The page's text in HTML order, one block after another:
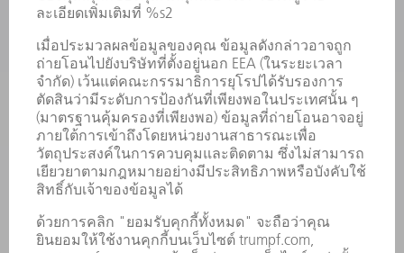
เพาเวอร์อิเล็กทรอนิกส์
โรงงานอัจฉริยะ
ซอฟต์แวร์
บริการ
การใช้งาน
อุตสาหกรรมต่าง ๆ
บริษัท
อาชีพ
ข้อเสนอตำแหน่งงาน
โปรไฟล์บริษัท
รายงานประจำปี
หลักการดำเนินธุรกิจของบริษัท